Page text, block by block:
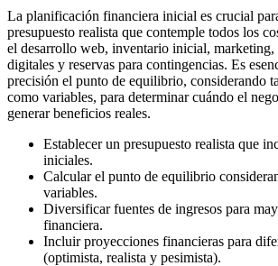
La planificación financiera inicial es crucial
presupuesto realista que contemple todos los
el desarrollo web, inventario inicial, marketing,
digitales y reservas para contingencias. Es
precisión el punto de equilibrio, considerando
como variables, para determinar cuándo el
generar beneficios reales.
Establecer un presupuesto realista que
iniciales.
Calcular el punto de equilibrio
variables.
Diversificar fuentes de ingresos para
financiera.
Incluir proyecciones financieras para
(optimista, realista y pesimista).